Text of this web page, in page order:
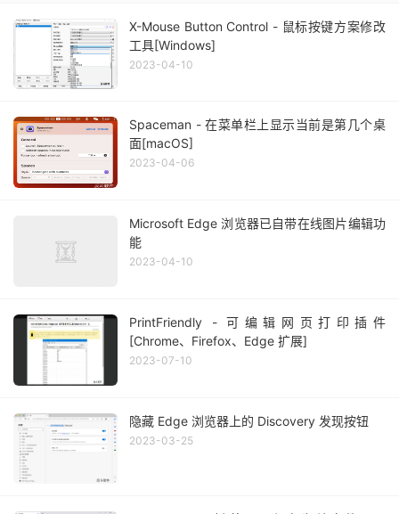
X-Mouse Button Control - 鼠标按键方案修改
工具[Windows]
2023-04-10
Spaceman - 在菜单栏上显示当前是第几个桌
面[macOS]
2023-04-06
Microsoft Edge 浏览器已自带在线图片编辑功
能
2023-04-10
PrintFriendly - 可编辑网页打印插件
[Chrome、Firefox、Edge 扩展]
2023-07-10
隐藏 Edge 浏览器上的 Discovery 发现按钮
2023-03-25